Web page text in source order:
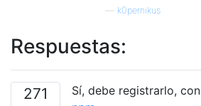
k0pernikus
Respuestas:
271 Sí, debe registrarlo,